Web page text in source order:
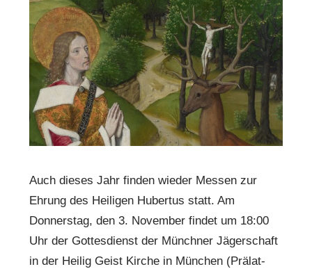
Auch dieses Jahr finden wieder Messen zur
Ehrung des Heiligen Hubertus statt. Am
Donnerstag, den 3. November findet um 18:00
Uhr der Gottesdienst der Münchner Jägerschaft
in der Heilig Geist Kirche in München (Prälat-